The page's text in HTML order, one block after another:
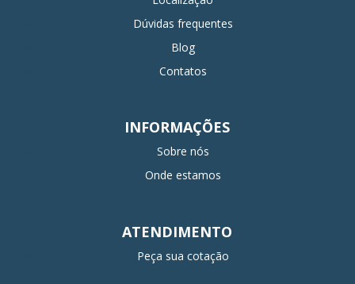
Dúvidas frequentes
Blog
Contatos
INFORMAÇÕES
Sobre nós
Onde estamos
ATENDIMENTO
Peça sua cotação